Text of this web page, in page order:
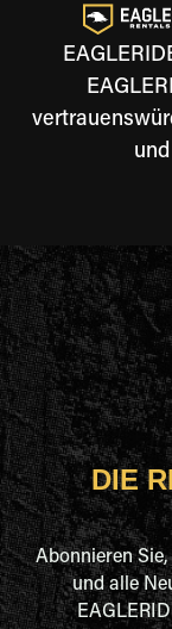
DIE
Abonnieren
und alle